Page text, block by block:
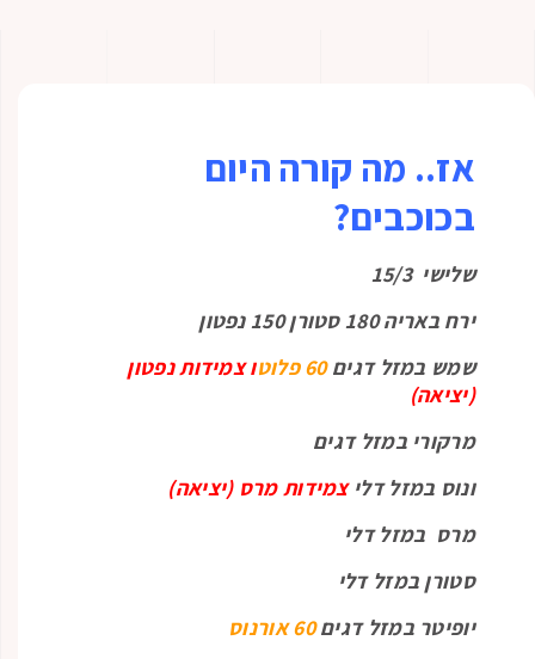
אז.. מה קורה היום
בכוכבים?
שלישי 15/3
ירח באריה 180 סטורן 150 נפטון
שמש במזל דגים60 פלוט
ו צמידות נפטון
(יציאה)
מרקורי במזל דגים
ונוס במזל דליצמידות מרס (יציאה)
מרס במזל דלי
סטורן במזל דלי
יופיטר במזל דגים60 אורנוס